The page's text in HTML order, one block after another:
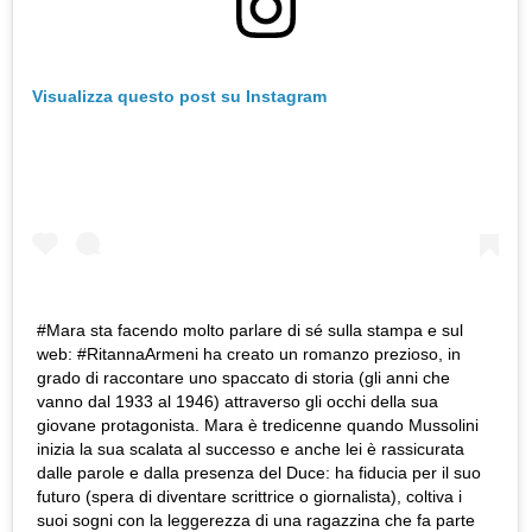
Visualizza questo post su Instagram
#Mara sta facendo molto parlare di sé sulla stampa e sul
web: #RitannaArmeni ha creato un romanzo prezioso, in
grado di raccontare uno spaccato di storia (gli anni che
vanno dal 1933 al 1946) attraverso gli occhi della sua
giovane protagonista. Mara è tredicenne quando Mussolini
inizia la sua scalata al successo e anche lei è rassicurata
dalle parole e dalla presenza del Duce: ha fiducia per il suo
futuro (spera di diventare scrittrice o giornalista), coltiva i
suoi sogni con la leggerezza di una ragazzina che fa parte